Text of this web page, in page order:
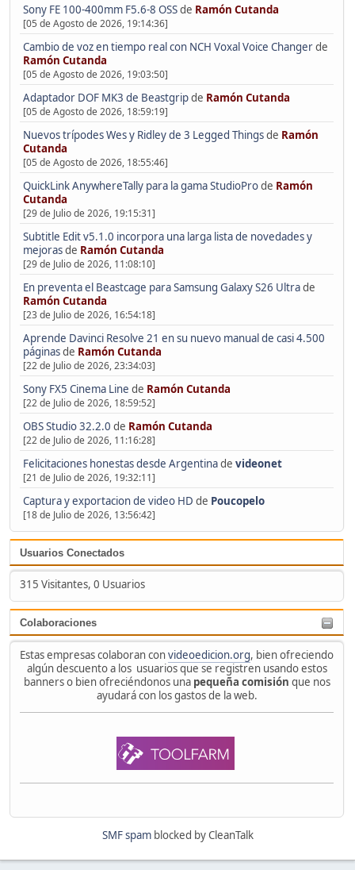
Sony FE 100-400mm F5.6-8 OSSde Ramón Cutanda
[05 de Agosto de 2026, 19:14:36]
Cambio de voz en tiempo real con NCH Voxal Voice Changerde
Ramón Cutanda
[05 de Agosto de 2026, 19:03:50]
Adaptador DOF MK3 de Beastgripde Ramón Cutanda
[05 de Agosto de 2026, 18:59:19]
Nuevos trípodes Wes y Ridley de 3 Legged Thingsde Ramón
Cutanda
[05 de Agosto de 2026, 18:55:46]
QuickLink AnywhereTally para la gama StudioProde Ramón
Cutanda
[29 de Julio de 2026, 19:15:31]
Subtitle Edit v5.1.0 incorpora una larga lista de novedades y
mejorasde Ramón Cutanda
[29 de Julio de 2026, 11:08:10]
En preventa el Beastcage para Samsung Galaxy S26 Ultrade
Ramón Cutanda
[23 de Julio de 2026, 16:54:18]
Aprende Davinci Resolve 21 en su nuevo manual de casi 4.500
páginasde Ramón Cutanda
[22 de Julio de 2026, 23:34:03]
Sony FX5 Cinema Line de Ramón Cutanda
[22 de Julio de 2026, 18:59:52]
OBS Studio 32.2.0 de Ramón Cutanda
[22 de Julio de 2026, 11:16:28]
Felicitaciones honestas desde Argentinade videonet
[21 de Julio de 2026, 19:32:11]
Captura y exportacion de video HD de Poucopelo
[18 de Julio de 2026, 13:56:42]
Usuarios Conectados
315 Visitantes, 0 Usuarios
Colaboraciones
Estas empresas colaboran convideoedicion.org, bien ofreciendo
algún descuento a los usuarios que se registren usando estos
banners o bien ofreciéndonos una pequeña comisión que nos
ayudará con los gastos de la web.
SMF spamblocked by CleanTalk